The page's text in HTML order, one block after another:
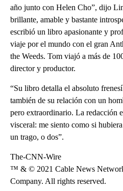
año junto con Helen Cho”, dijo
brillante, amable y bastante
escribió un libro apasionante y
viaje por el mundo con el gran
the Weeds. Tom viajó a más de
director y productor.
“Su libro detalla el absoluto
también de su relación con un
pero extraordinario. La redacción
visceral: me siento como si
un trago, o dos”.
The-CNN-Wire
™ & © 2021 Cable News
Company. All rights reserved.